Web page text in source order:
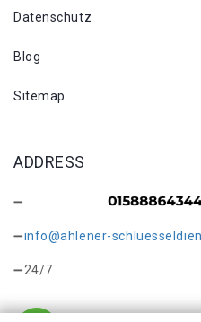
Datenschutz
Blog
Sitemap
ADDRESS
info@ahlener-
24/7